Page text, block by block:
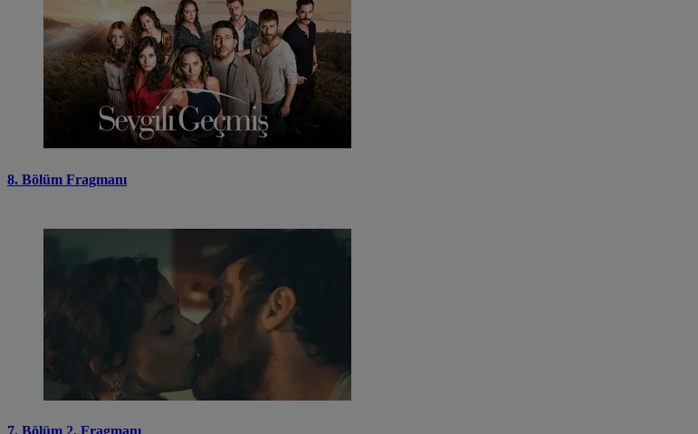
8. Bölüm Fragmanı
7. Bölüm 2. Fragmanı